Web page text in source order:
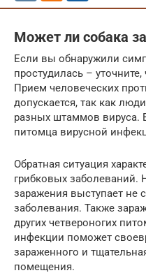
Может ли собака
Если вы обнаружили
простудилась –
Прием человеческих
допускается, так как
разных штаммов вируса.
питомца вирусной
Обратная ситуация
грибковых заболеваний.
заражения выступает не
заболевания. Также
других четвероногих
инфекции поможет
зараженного и
помещения.